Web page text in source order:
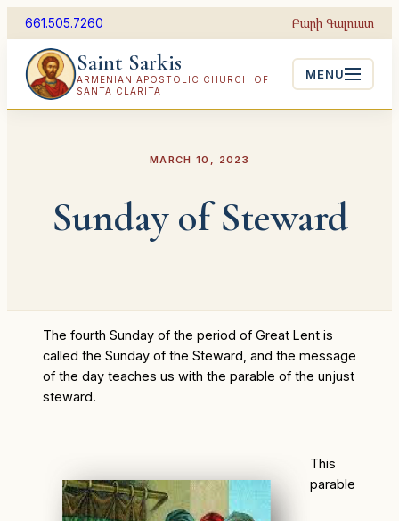
Skip
to
content
661.505.7260 Բարի Գալուստ
Saint Sarkis
ARMENIAN APOSTOLIC CHURCH OF
SANTA CLARITA
MENU
MARCH 10, 2023
Sunday of Steward
The fourth Sunday of the period of Great Lent is
called the Sunday of the Steward, and the message
of the day teaches us with the parable of the unjust
steward.
This
parable